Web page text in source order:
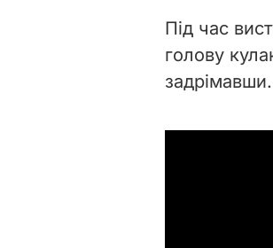
Під час
голову
задрімавши.